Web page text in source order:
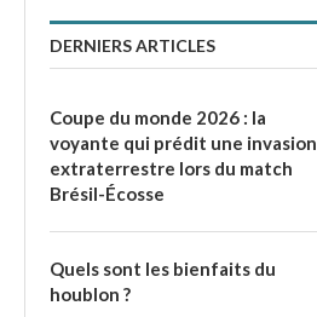
DERNIERS ARTICLES
Coupe du monde 2026 : la
voyante qui prédit une invasion
extraterrestre lors du match
Brésil-Écosse
Quels sont les bienfaits du
houblon ?